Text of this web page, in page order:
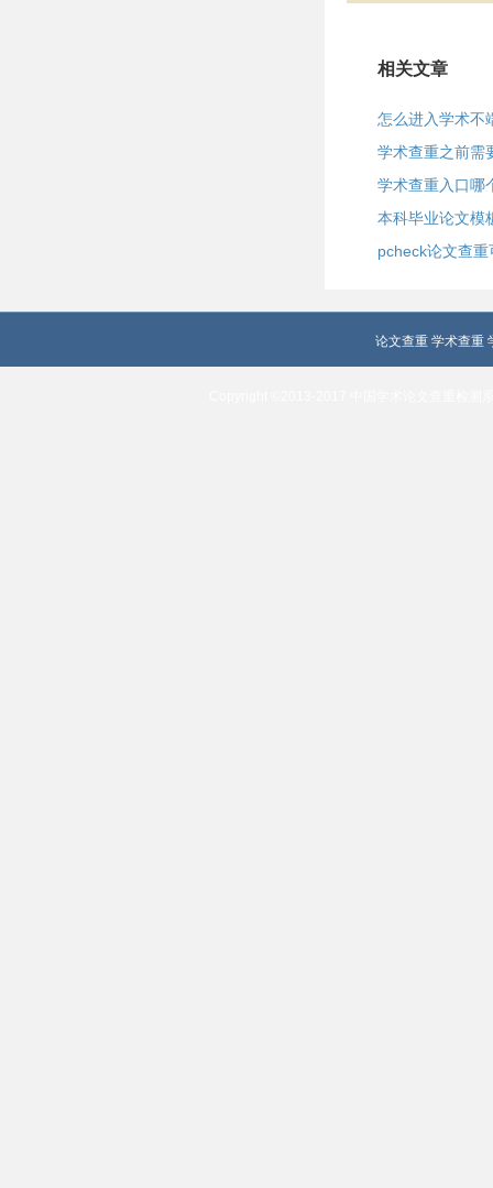
相关文章
怎么进入学术不
学术查重之前需
学术查重入口哪
本科毕业论文模
pcheck论文查
论文查重 学术查重